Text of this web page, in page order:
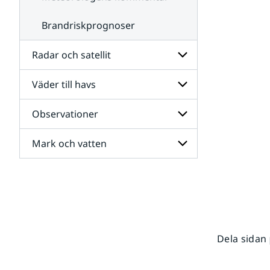
Brandriskprognoser
Radar och satellit
Undersidor
för
Radar
och
satellit
Väder till havs
Undersidor
för
Väder
till
havs
Observationer
Undersidor
för
Mark och vatten
Dela sidan